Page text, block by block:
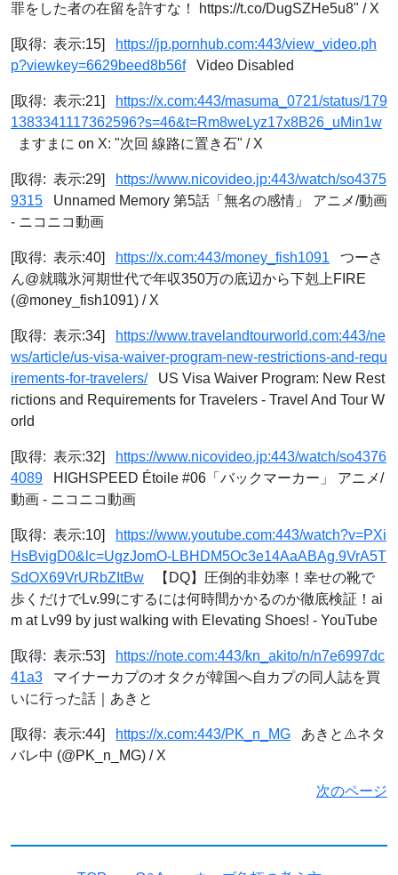
罪をした者の在留を許すな！ https://t.co/DugSZHe5u8" / X
[取得: 表示:15]
https://jp.pornhub.com:443/view_video.ph
p?viewkey=6629beed8b56fVideo Disabled
[取得: 表示:21]
https://x.com:443/masuma_0721/status/179
1383341117362596?s=46&t=Rm8weLyz17x8B26_uMin1w
ますまに on X: "次回 線路に置き石" / X
[取得: 表示:29]
https://www.nicovideo.jp:443/watch/so4375
9315 Unnamed Memory 第5話「無名の感情」 アニメ/動画
- ニコニコ動画
[取得: 表示:40] https://x.com:443/money_fish1091 つーさ
ん@就職氷河期世代で年収350万の底辺から下剋上FIRE
(@money_fish1091) / X
[取得: 表示:34]
https://www.travelandtourworld.com:443/ne
ws/article/us-visa-waiver-program-new-restrictions-and-requ
irements-for-travelers/US Visa Waiver Program: New Rest
rictions and Requirements for Travelers - Travel And Tour W
orld
[取得: 表示:32]
https://www.nicovideo.jp:443/watch/so4376
4089 HIGHSPEED Étoile #06「バックマーカー」 アニメ/
動画 - ニコニコ動画
[取得: 表示:10]
https://www.youtube.com:443/watch?v=PXi
HsBvigD0&lc=UgzJomO-LBHDM5Oc3e14AaABAg.9VrA5T
SdOX69VrURbZItBw 【DQ】圧倒的非効率！幸せの靴で
歩くだけでLv.99にするには何時間かかるのか徹底検証！ai
m at Lv99 by just walking with Elevating Shoes! - YouTube
[取得: 表示:53]
https://note.com:443/kn_akito/n/n7e6997dc
41a3 マイナーカプのオタクが韓国へ自カプの同人誌を買
いに行った話｜あきと
[取得: 表示:44] https://x.com:443/PK_n_MG あきと⚠️ネタ
バレ中 (@PK_n_MG) / X
次のページ